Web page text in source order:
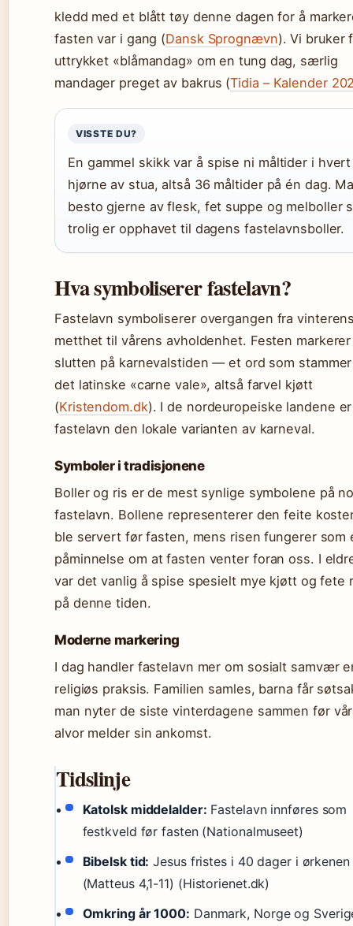
kledd med et blått tøy denne dagen for å
fasten var i gang (Dansk Sprognævn). Vi bruker
uttrykket «blåmandag» om en tung dag, særlig
mandager preget av bakrus (Tidia – Kalender
VISSTE DU?
En gammel skikk var å spise ni måltider i hvert
hjørne av stua, altså 36 måltider på én dag.
besto gjerne av flesk, fet suppe og melboller
trolig er opphavet til dagens fastelavnsboller.
Hva symboliserer fastelavn?
Fastelavn symboliserer overgangen fra
metthet til vårens avholdenhet. Festen markerer
slutten på karnevalstiden — et ord som
det latinske «carne vale», altså farvel kjøtt
(Kristendom.dk). I de nordeuropeiske landene er
fastelavn den lokale varianten av karneval.
Symboler i tradisjonene
Boller og ris er de mest synlige symbolene på
fastelavn. Bollene representerer den feite
ble servert før fasten, mens risen fungerer som
påminnelse om at fasten venter foran oss. I
var det vanlig å spise spesielt mye kjøtt og fete
på denne tiden.
Moderne markering
I dag handler fastelavn mer om sosialt samvær
religiøs praksis. Familien samles, barna får
man nyter de siste vinterdagene sammen før
alvor melder sin ankomst.
Tidslinje
Katolsk middelalder: Fastelavn innføres som
festkveld før fasten (Nationalmuseet)
Bibelsk tid: Jesus fristes i 40 dager i ørkenen
(Matteus 4,1-11) (Historienet.dk)
Omkring år 1000: Danmark, Norge og